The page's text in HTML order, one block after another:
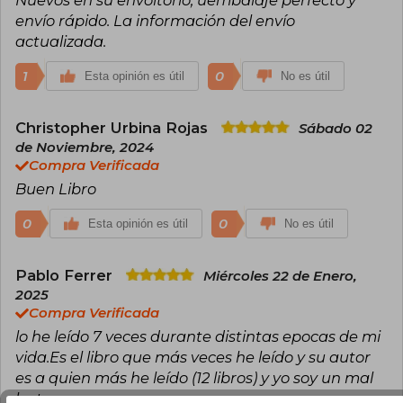
envío rápido. La información del envío
actualizada.
1 Esta opinión es útil 0 No es útil
Christopher Urbina Rojas
Sábado 02
de Noviembre, 2024
Compra Verificada
Buen Libro
0 Esta opinión es útil 0 No es útil
Pablo Ferrer
Miércoles 22 de Enero,
2025
Compra Verificada
lo he leído 7 veces durante distintas epocas de mi
vida.Es el libro que más veces he leído y su autor
es a quien más he leído (12 libros) y yo soy un mal
lector.